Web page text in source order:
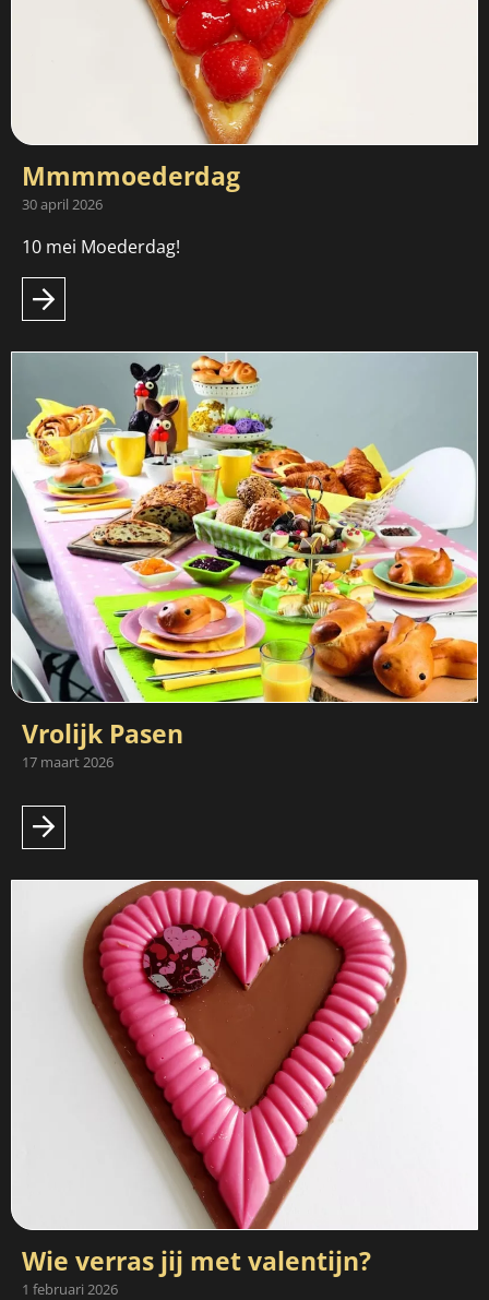
Mmmmoederdag
30 april 2026
10 mei Moederdag!
Vrolijk Pasen
17 maart 2026
Wie verras jij met valentijn?
1 februari 2026